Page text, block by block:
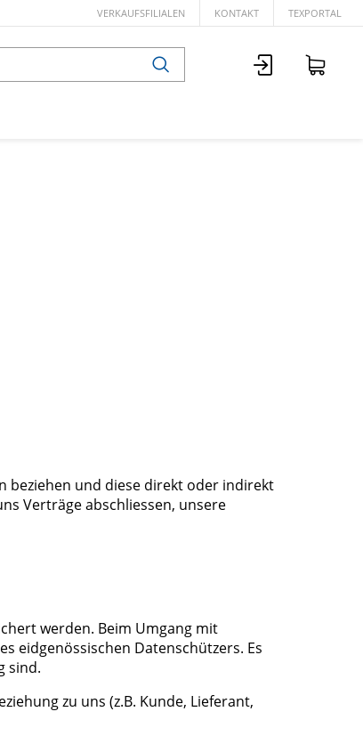
VERKAUFSFILIALEN KONTAKT TEXPORTAL
beziehen und diese direkt oder indirekt
Verträge abschliessen, unsere
werden. Beim Umgang mit
eidgenössischen Datenschützers. Es
sind.
zu uns (z.B. Kunde, Lieferant,